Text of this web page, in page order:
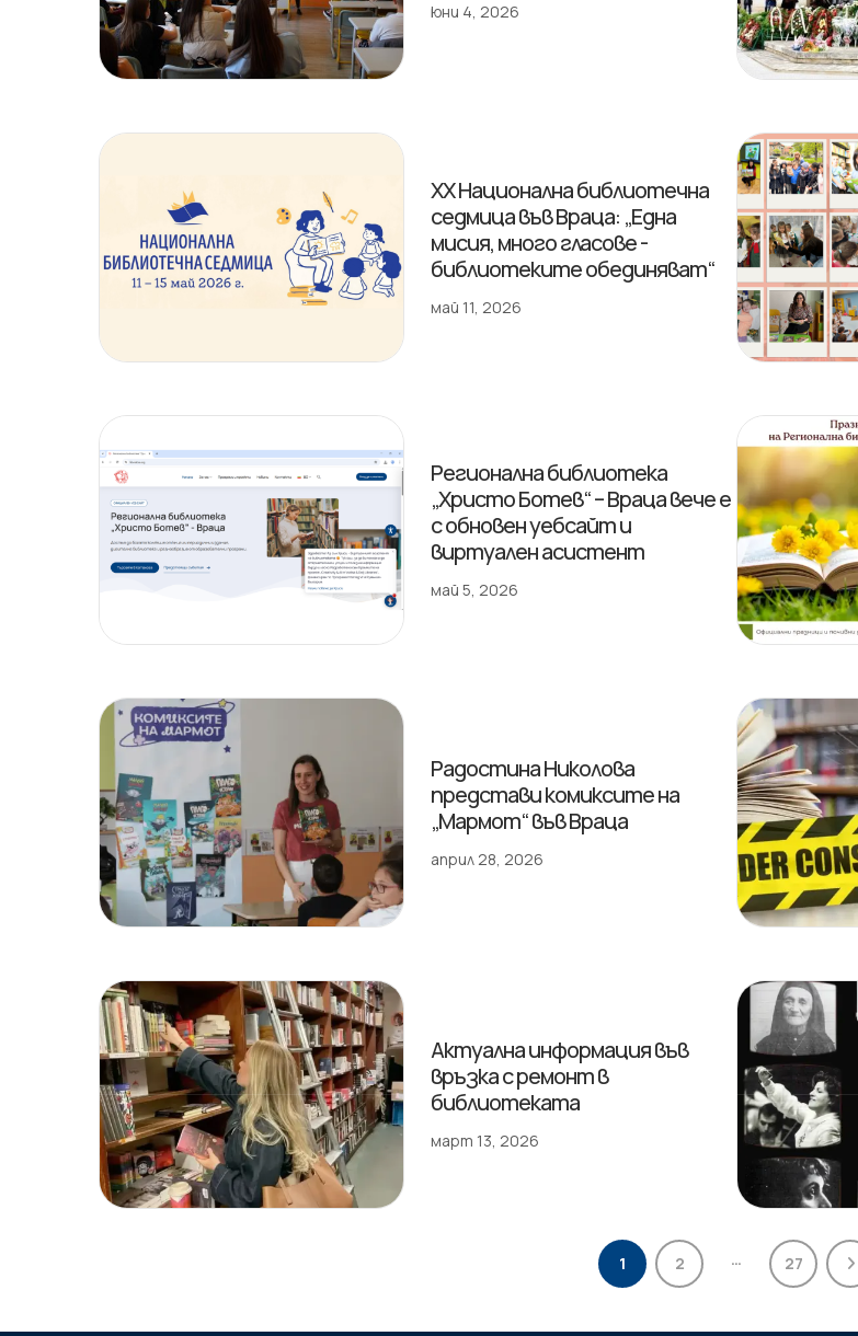
юни 4, 2026
XX Национална библиотечна
седмица във Враца: „Една
мисия, много гласове -
библиотеките обединяват“
май 11, 2026
Регионална библиотека
„Христо Ботев“ – Враца вече е
с обновен уебсайт и
виртуален асистент
май 5, 2026
Радостина Николова
представи комиксите на
„Мармот“ във Враца
април 28, 2026
Актуална информация във
връзка с ремонт в
библиотеката
март 13, 2026
1 2 … 27